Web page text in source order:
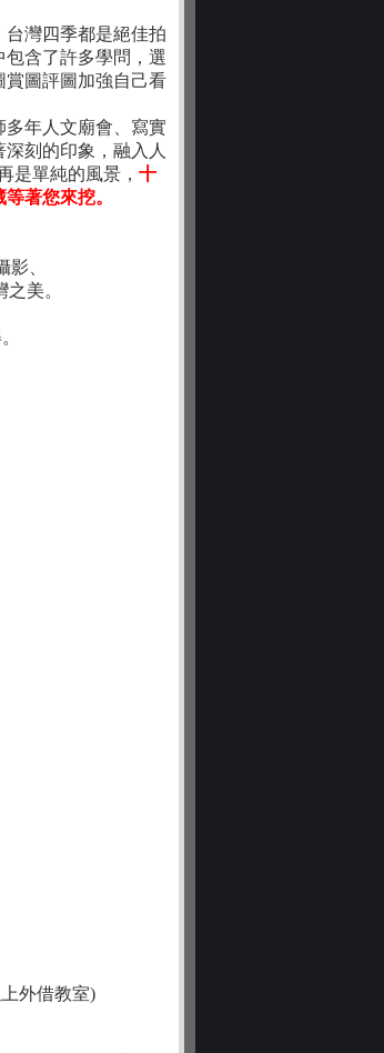
灣四季都是絕佳拍
含了許多學問，選
圖評圖加強自己看
多年人文廟會、寫實
刻的印象，融入人
是單純的風景， 十
著您來挖。
、
美。
外借教室)